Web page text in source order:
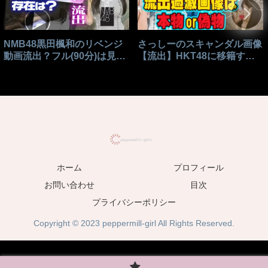
NMB48黒田楓和のリベンジ
動画流出？フル(90分)は見れ
さっしーのスキャンダル画像
【流出】HKT48に移籍する
ホーム
プロフィール
お問い合わせ
目次
プライバシーポリシー
Copyright © 2023 peppermill-girl All Rights Reserved.